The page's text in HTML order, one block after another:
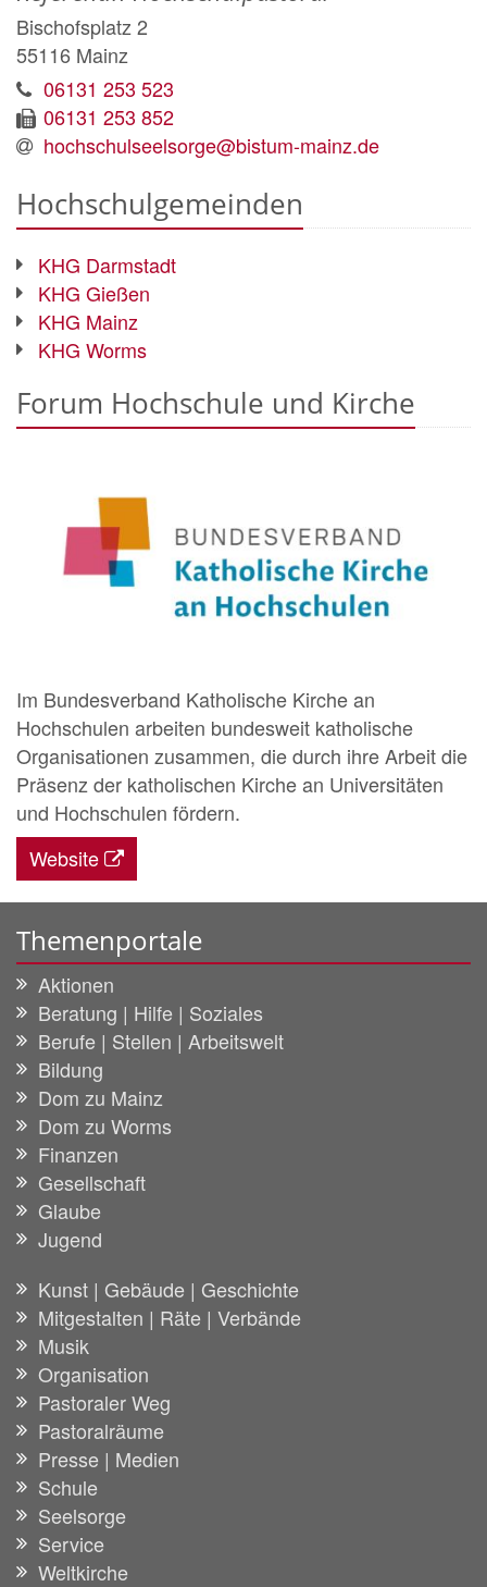
Bischofsplatz 2
55116 Mainz
06131 253 523
06131 253 852
hochschulseelsorge@bistum-mainz.de
Hochschulgemeinden
KHG Darmstadt
KHG Gießen
KHG Mainz
KHG Worms
Forum Hochschule und Kirche
Im Bundesverband Katholische Kirche an
Hochschulen arbeiten bundesweit katholische
Organisationen zusammen, die durch ihre Arbeit die
Präsenz der katholischen Kirche an Universitäten
und Hochschulen fördern.
Website
Themenportale
Aktionen
Beratung | Hilfe | Soziales
Berufe | Stellen | Arbeitswelt
Bildung
Dom zu Mainz
Dom zu Worms
Finanzen
Gesellschaft
Glaube
Jugend
Kunst | Gebäude | Geschichte
Mitgestalten | Räte | Verbände
Musik
Organisation
Pastoraler Weg
Pastoralräume
Presse | Medien
Schule
Seelsorge
Service
Weltkirche